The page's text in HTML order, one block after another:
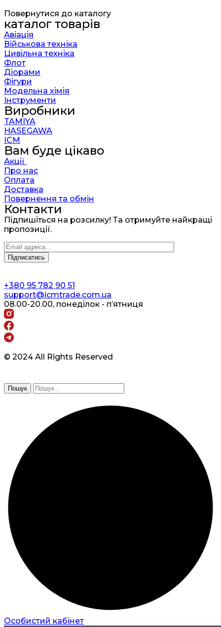
Повернутися до каталогу
каталог товарів
Авіація
Військова техніка
Цивільна техніка
Флот
Діорами
Фігури
Модельна хімія
Інструменти
Виробники
TAMIYA
HASEGAWA
ICM
Вам буде цікаво
Акції
Про нас
Оплата
Доставка
Повернення та обмін
Контакти
Підпишіться на розсилку! Та отримуйте найкращі
пропозиції.
+380 95 782 90 51
support@icmtrade.com.ua
08.00-20.00, понеділок - п’ятниця
© 2024 All Rights Reserved
Пошук
Особистий кабінет